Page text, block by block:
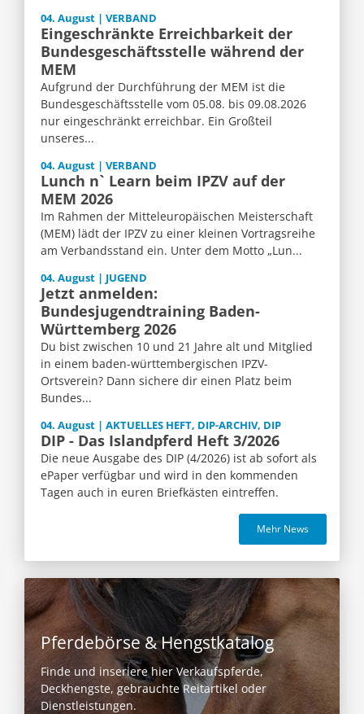
04. August | VERBAND
Eingeschränkte Erreichbarkeit der
Bundesgeschäftsstelle während der
MEM
Aufgrund der Durchführung der MEM ist die
Bundesgeschäftsstelle vom 05.08. bis 09.08.2026
nur eingeschränkt erreichbar. Ein Großteil
unseres...
04. August | VERBAND
Lunch n` Learn beim IPZV auf der
MEM 2026
Im Rahmen der Mitteleuropäischen Meisterschaft
(MEM) lädt der IPZV zu einer kleinen Vortragsreihe
am Verbandsstand ein. Unter dem Motto „Lun...
04. August | JUGEND
Jetzt anmelden:
Bundesjugendtraining Baden-
Württemberg 2026
Du bist zwischen 10 und 21 Jahre alt und Mitglied
in einem baden-württembergischen IPZV-
Ortsverein? Dann sichere dir einen Platz beim
Bundes...
04. August | AKTUELLES HEFT, DIP-ARCHIV, DIP
DIP - Das Islandpferd Heft 3/2026
Die neue Ausgabe des DIP (4/2026) ist ab sofort als
ePaper verfügbar und wird in den kommenden
Tagen auch in euren Briefkästen eintreffen.
Mehr News
Pferdebörse & Hengstkatalog
Finde und inseriere hier Verkaufspferde,
Deckhengste, gebrauchte Reitartikel oder
Dienstleistungen.